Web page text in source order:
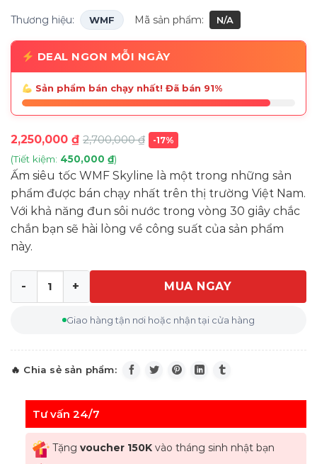
Thương hiệu: WMF Mã sản phẩm: N/A
DEAL NGON MỖI NGÀY
Sản phẩm bán chạy nhất! Đã bán 91%
2,250,000 ₫ 2,700,000₫ -17%
(Tiết kiệm: 450,000 ₫)
Ấm siêu tốc WMF Skyline là một trong những sản
phẩm được bán chạy nhất trên thị trường Việt Nam.
Với khả năng đun sôi nước trong vòng 30 giây chắc
chắn bạn sẽ hài lòng về công suất của sản phẩm
này.
Ấm siêu tốc WMF Skyline siêu nhanh siêu tốc độ số
MUA NGAY
Giao hàng tận nơi hoặc nhận tại cửa hàng
Tư vấn 24/7
Tặng voucher 150Kvào tháng sinh nhật bạn